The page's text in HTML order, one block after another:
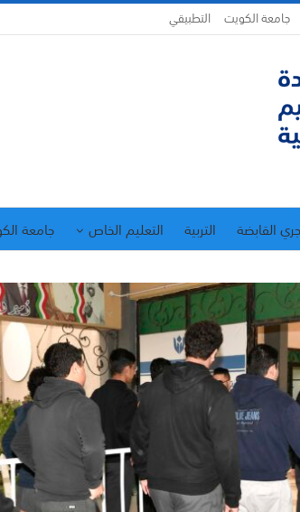
جامعة الكويت التطبيقي
القابضة التربية التعليم الخاص جامعة